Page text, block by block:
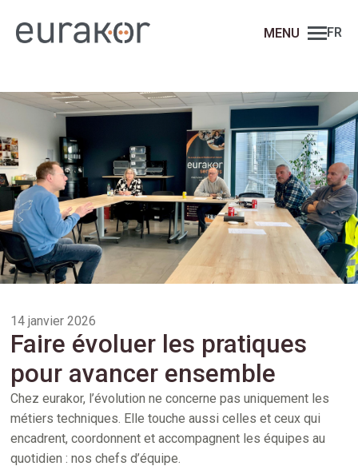
FR
14 janvier 2026
Faire évoluer les pratiques
pour avancer ensemble
Chez eurakor, l’évolution ne concerne pas uniquement les
métiers techniques. Elle touche aussi celles et ceux qui
encadrent, coordonnent et accompagnent les équipes au
quotidien : nos chefs d’équipe.